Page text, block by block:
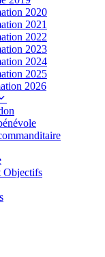
2020
2021
2022
2023
2024
2025
2026
Objectifs